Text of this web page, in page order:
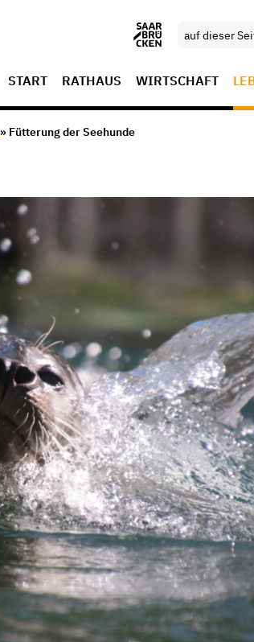
START RATHAUS WIRTSCHAFT
» Fütterung der Seehunde